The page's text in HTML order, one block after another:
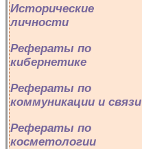
Исторические
личности
Рефераты по
кибернетике
Рефераты по
коммуникации и связи
Рефераты по
косметологии